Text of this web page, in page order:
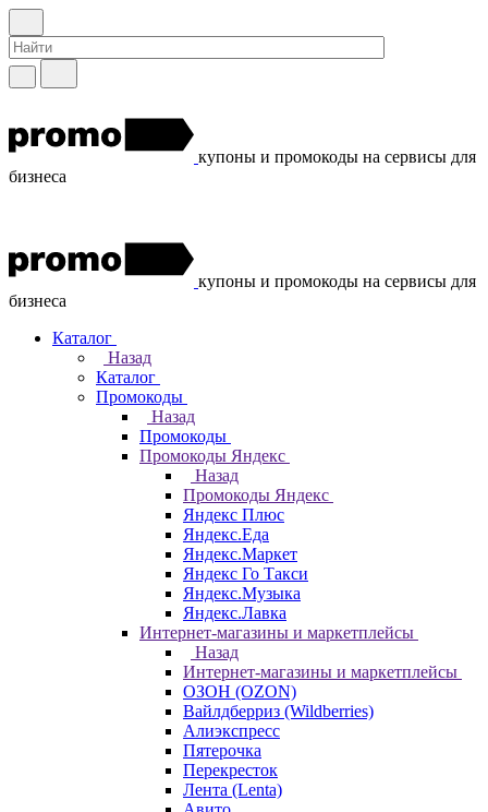
купоны и промокоды на сервисы для
бизнеса
купоны и промокоды на сервисы для
бизнеса
Каталог
Назад
Каталог
Промокоды
Назад
Промокоды
Промокоды Яндекс
Назад
Промокоды Яндекс
Яндекс Плюс
Яндекс.Еда
Яндекс.Маркет
Яндекс Го Такси
Яндекс.Музыка
Яндекс.Лавка
Интернет-магазины и маркетплейсы
Назад
Интернет-магазины и маркетплейсы
ОЗОН (OZON)
Вайлдберриз (Wildberries)
Алиэкспресс
Пятерочка
Перекресток
Лента (Lenta)